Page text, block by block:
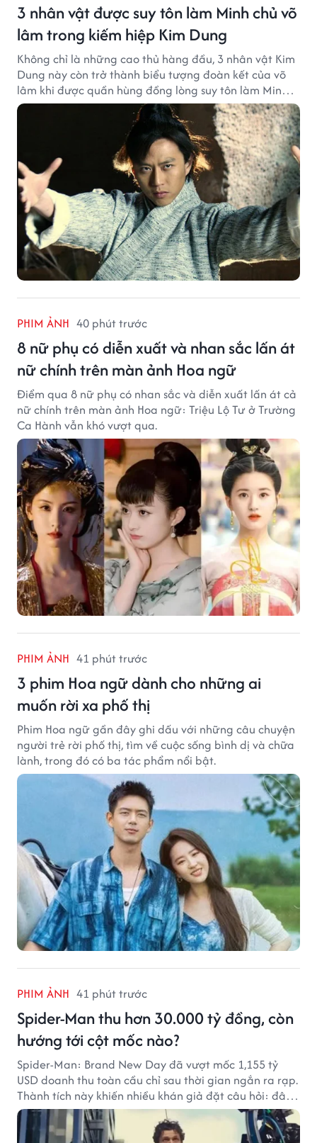
3 nhân vật được suy tôn làm Minh chủ võ
lâm trong kiếm hiệp Kim Dung
Không chỉ là những cao thủ hàng đầu, 3 nhân vật Kim
Dung này còn trở thành biểu tượng đoàn kết của võ
lâm khi được quần hùng đồng lòng suy tôn làm Minh
chủ.
PHIM ẢNH 40 phút trước
8 nữ phụ có diễn xuất và nhan sắc lấn át
nữ chính trên màn ảnh Hoa ngữ
Điểm qua 8 nữ phụ có nhan sắc và diễn xuất lấn át cả
nữ chính trên màn ảnh Hoa ngữ: Triệu Lộ Tư ở Trường
Ca Hành vẫn khó vượt qua.
PHIM ẢNH 41 phút trước
3 phim Hoa ngữ dành cho những ai
muốn rời xa phố thị
Phim Hoa ngữ gần đây ghi dấu với những câu chuyện
người trẻ rời phố thị, tìm về cuộc sống bình dị và chữa
lành, trong đó có ba tác phẩm nổi bật.
PHIM ẢNH 41 phút trước
Spider-Man thu hơn 30.000 tỷ đồng, còn
hướng tới cột mốc nào?
Spider-Man: Brand New Day đã vượt mốc 1,155 tỷ
USD doanh thu toàn cầu chỉ sau thời gian ngắn ra rạp.
Thành tích này khiến nhiều khán giả đặt câu hỏi: đâu
sẽ là cột mốc tiếp theo của Người Nhện?